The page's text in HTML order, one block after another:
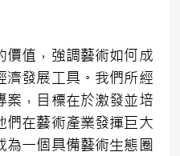
價值，強調藝術如何成
濟發展工具。我們所經
案，目標在於激發並培
們在藝術產業發揮巨大
為一個具備藝術生態圈